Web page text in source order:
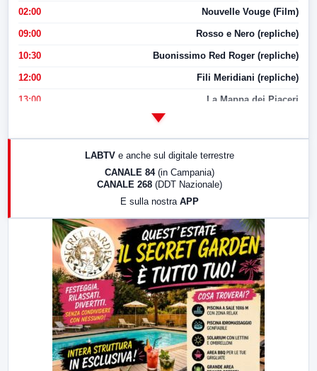
02:00 Nouvelle Vouge (Film)
09:00 Rosso e Nero (repliche)
10:30 Buonissimo Red Roger (repliche)
12:00 Fili Meridiani (repliche)
13:00 La Mappa dei Piaceri
LabNews (replica)
LABTV e anche sul digitale terrestre
CANALE 84 (in Campania)
CANALE 268 (DDT Nazionale)
E sulla nostra APP